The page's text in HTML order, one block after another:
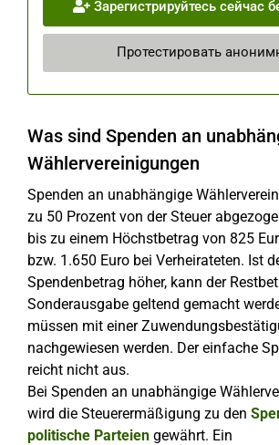
Зарегистрируйтесь сейчас
Протестировать
Was sind Spenden an
Wählervereinigungen
Spenden an unabhängige
zu 50 Prozent von der Steuer
bis zu einem Höchstbetrag von 825
bzw. 1.650 Euro bei Verheirateten. Ist
Spendenbetrag höher, kann der
Sonderausgabe geltend gemacht
müssen mit einer
nachgewiesen werden. Der einfache
reicht nicht aus.
Bei Spenden an unabhängige
wird die Steuerermäßigung zu den
politische Parteien gewährt. Ein